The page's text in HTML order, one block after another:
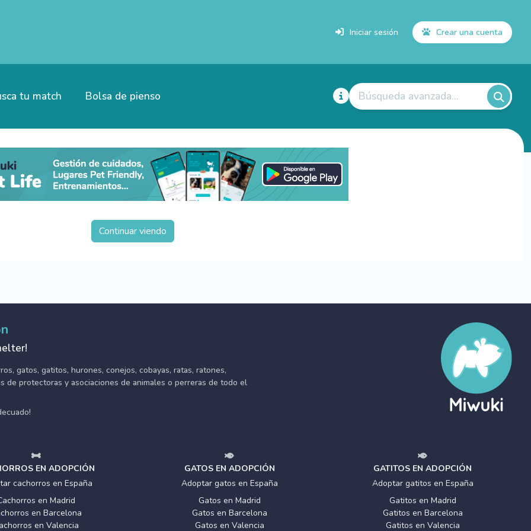
Iniciar sesión Crear una cuenta
tu match Bolsa de pienso Búsqueda avanzada...
Continuar viendo
gatos, gatitos, hurones, conejos, cobayas, ratas, ratones,
de protectoras y asociaciones de animales o perreras de todo el
EN ADOPCIÓN
cachorros en España
en Madrid
en Barcelona
en Valencia
GATOS EN ADOPCIÓN
Adoptar gatos en España
Gatos en Madrid
Gatos en Barcelona
Gatos en Valencia
GATITOS EN ADOPCIÓN
Adoptar gatitos en España
Gatitos en Madrid
Gatitos en Barcelona
Gatitos en Valencia